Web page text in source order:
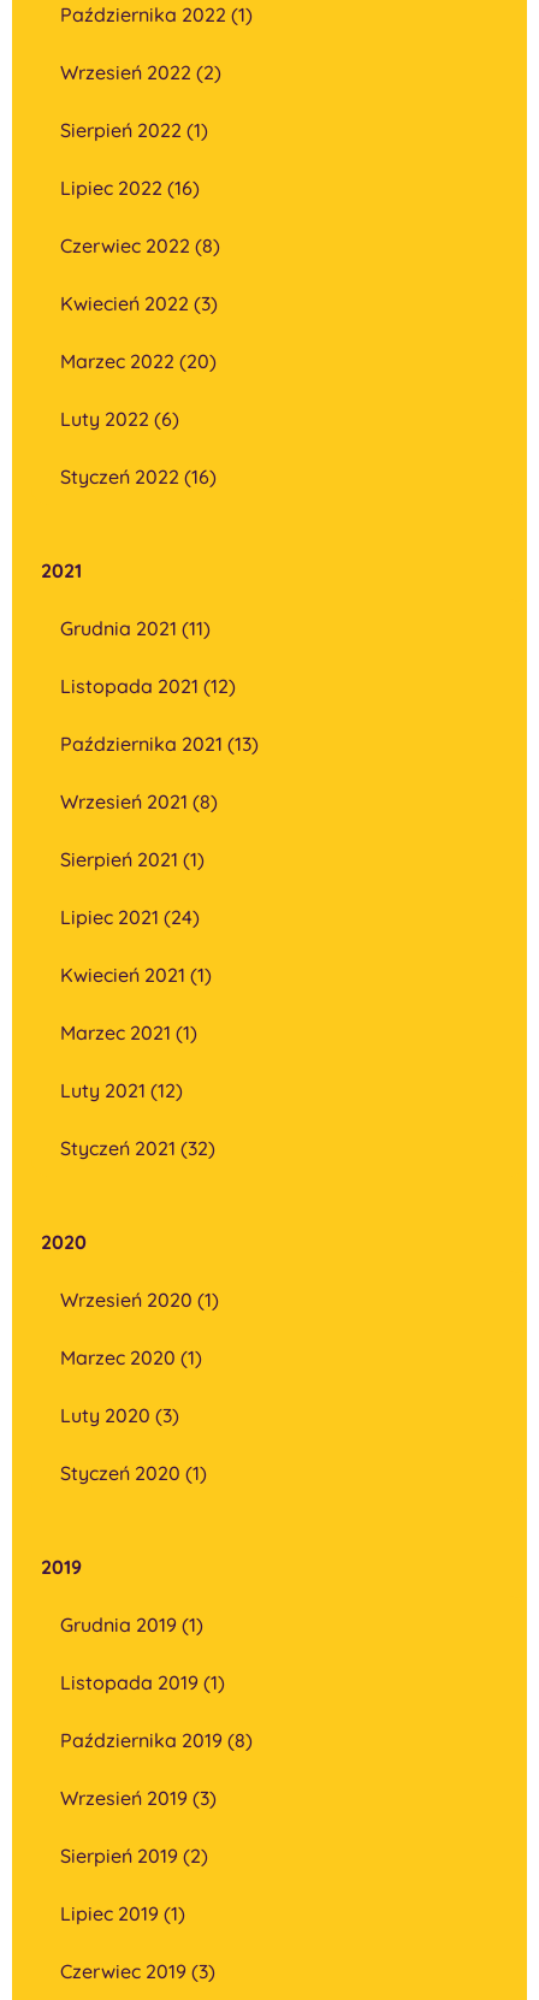
Października 2022 (1)
Wrzesień 2022 (2)
Sierpień 2022 (1)
Lipiec 2022 (16)
Czerwiec 2022 (8)
Kwiecień 2022 (3)
Marzec 2022 (20)
Luty 2022 (6)
Styczeń 2022 (16)
2021
Grudnia 2021 (11)
Listopada 2021 (12)
Października 2021 (13)
Wrzesień 2021 (8)
Sierpień 2021 (1)
Lipiec 2021 (24)
Kwiecień 2021 (1)
Marzec 2021 (1)
Luty 2021 (12)
Styczeń 2021 (32)
2020
Wrzesień 2020 (1)
Marzec 2020 (1)
Luty 2020 (3)
Styczeń 2020 (1)
2019
Grudnia 2019 (1)
Listopada 2019 (1)
Października 2019 (8)
Wrzesień 2019 (3)
Sierpień 2019 (2)
Lipiec 2019 (1)
Czerwiec 2019 (3)